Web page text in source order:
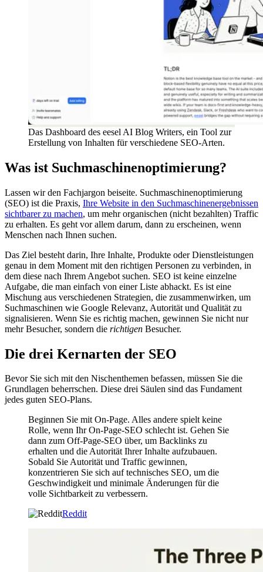
Das Dashboard des eesel AI Blog Writers, ein Tool zur
Erstellung von Inhalten für verschiedene SEO-Arten.
Was ist Suchmaschinenoptimierung?
Lassen wir den Fachjargon beiseite. Suchmaschinenoptimierung
(SEO) ist die Praxis, Ihre Website in den Suchmaschinenergebnissen
sichtbarer zu machen, um mehr organischen (nicht bezahlten) Traffic
zu erhalten. Es geht vor allem darum, dann zu erscheinen, wenn
Menschen nach Ihnen suchen.
Das Ziel besteht darin, Ihre Inhalte, Produkte oder Dienstleistungen
genau in dem Moment mit den richtigen Personen zu verbinden, in
dem diese nach Ihrem Angebot suchen. SEO ist keine einzelne
Aufgabe, die man einfach von einer Liste abhackt. Es ist eine
Mischung aus verschiedenen Strategien, die zusammenwirken, um
Suchmaschinen wie Google Relevanz, Autorität und Qualität zu
signalisieren. Wenn Sie es richtig machen, gewinnen Sie nicht nur
mehr Besucher, sondern die richtigen Besucher.
Die drei Kernarten der SEO
Bevor Sie sich mit den Nischenthemen befassen, müssen Sie die
Grundlagen beherrschen. Diese drei Säulen sind das Fundament
jedes guten SEO-Plans.
Beginnen Sie mit On-Page. Alles andere spielt keine
Rolle, wenn Ihr On-Page-SEO schlecht ist. Gehen Sie
dann zum Off-Page-SEO über, um Backlinks zu
erhalten und die Autorität Ihrer Inhalte aufzubauen.
Sobald Sie Autorität und Traffic gewinnen,
konzentrieren Sie sich auf technisches SEO, um die
Geschwindigkeit und minimale Änderungen für die
volle Sichtbarkeit zu verbessern.
Reddit